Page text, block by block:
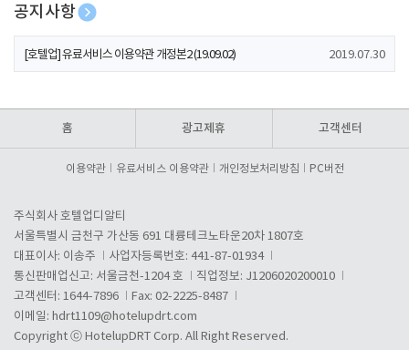
공지사항
[호텔업] 개인정보 처리방침 개정본1 (19.09.02)
[호텔업] 유료서비스 이용약관 개정본2 (19.09.02) 2019.07.30
홈 광고제휴 고객센터
이용약관 유료서비스 이용약관 개인정보처리방침 PC버전
주식회사 호텔업디알티
서울특별시 금천구 가산동 691 대륭테크노타운20차 1807호
대표이사: 이송주
사업자등록번호: 441-87-01934
통신판매업신고: 서울금천-1204 호
직업정보: J1206020200010
고객센터: 1644-7896
Fax: 02-2225-8487
이메일: hdrt1109@hotelupdrt.com
Copyright ⓒ HotelupDRT Corp. All Right Reserved.